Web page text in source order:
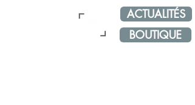
VENDRAIS
ACTUALITÉS
BOUTIQUE